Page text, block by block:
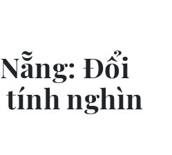
Đổi
tính nghìn